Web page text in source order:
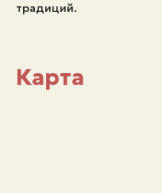
традиций.
Карта